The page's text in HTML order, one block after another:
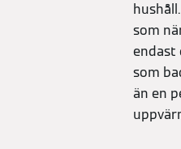
som
endast
som
än en